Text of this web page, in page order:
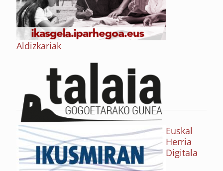
Aldizkariak
Euskal
Herria
Digitala